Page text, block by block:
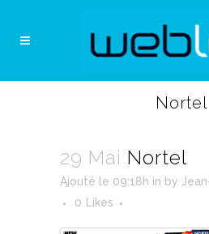
Nortel
29 Mai Nortel
Ajouté le 09:18h in by
0
Likes